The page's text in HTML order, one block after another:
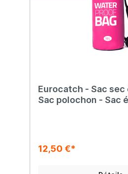
Eurocatch - Sac
Sac polochon - Sac
12,50 €*